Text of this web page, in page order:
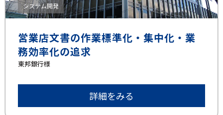
システム開発
営業店文書の作業標準化・集中化・業
務効率化の追求
東邦銀⾏様
詳細をみる